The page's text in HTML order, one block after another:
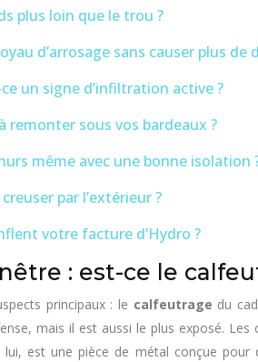
plus loin que le trou ?
d’arrosage sans causer plus de
un signe d’infiltration active ?
remonter sous vos bardeaux ?
même avec une bonne isolation
par l’extérieur ?
votre facture d’Hydro ?
: est-ce le
principaux : le calfeutrage du
mais il est aussi le plus exposé.
est une pièce de métal conçue pour